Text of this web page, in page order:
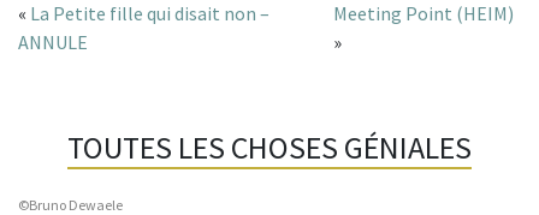
« La Petite fille qui disait non –
ANNULE
Meeting Point (HEIM)
»
TOUTES LES CHOSES GÉNIALES
©Bruno Dewaele